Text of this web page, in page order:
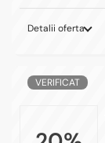
Detalii oferta
VERIFICAT